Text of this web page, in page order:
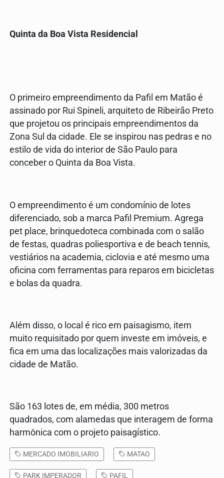
Quinta da Boa Vista Residencial
O primeiro empreendimento da Pafil em Matão é
assinado por Rui Spineli, arquiteto de Ribeirão Preto
que projetou os principais empreendimentos da
Zona Sul da cidade. Ele se inspirou nas pedras e no
estilo de vida do interior de São Paulo para
conceber o Quinta da Boa Vista.
O empreendimento é um condomínio de lotes
diferenciado, sob a marca Pafil Premium. Agrega
pet place, brinquedoteca combinada com o salão
de festas, quadras poliesportiva e de beach tennis,
vestiários na academia, ciclovia e até mesmo uma
oficina com ferramentas para reparos em bicicletas
e bolas da quadra.
Além disso, o local é rico em paisagismo, item
muito requisitado por quem investe em imóveis, e
fica em uma das localizações mais valorizadas da
cidade de Matão.
São 163 lotes de, em média, 300 metros
quadrados, com alamedas que interagem de forma
harmônica com o projeto paisagístico.
MERCADO IMOBILIARIO MATAO
PARK IMPERADOR PAFIL